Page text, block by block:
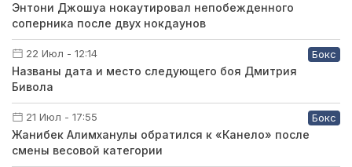
Энтони Джошуа нокаутировал непобежденного
соперника после двух нокдаунов
22 Июл - 12:14 Бокс
Названы дата и место следующего боя Дмитрия
Бивола
21 Июл - 17:55 Бокс
Жанибек Алимханулы обратился к «Канело» после
смены весовой категории